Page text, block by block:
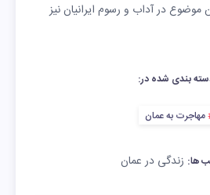
در آداب و رسوم ایرانیان نیز
بندی شده در:
مهاجرت به عمان
ها: زندگی در عمان